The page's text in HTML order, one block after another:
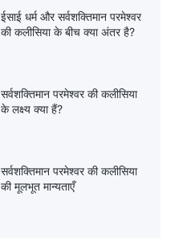
ईसाई धर्म और सर्वशक्तिमान परमेश्वर
की कलीसिया के बीच क्या अंतर है?
सर्वशक्तिमान परमेश्वर की कलीसिया
के लक्ष्य क्या हैं?
सर्वशक्तिमान परमेश्वर की कलीसिया
की मूलभूत मान्यताएँ